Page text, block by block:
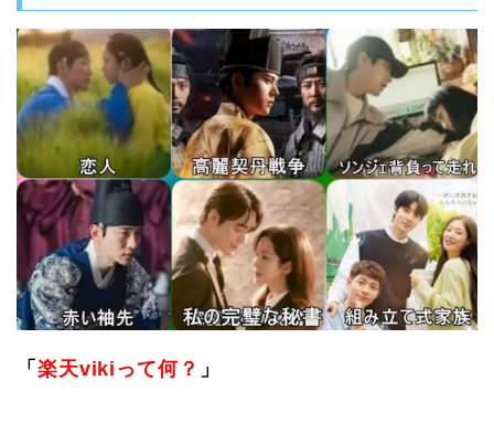
「 楽天vikiって何？ 」